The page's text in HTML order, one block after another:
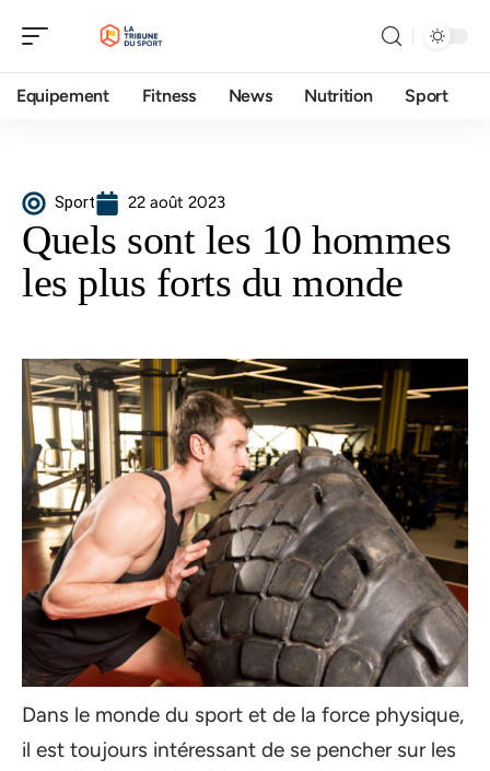
Equipement Fitness News Nutrition Sport
Sport 22 août 2023
Quels sont les 10 hommes
les plus forts du monde
Dans le monde du sport et de la force physique,
il est toujours intéressant de se pencher sur les